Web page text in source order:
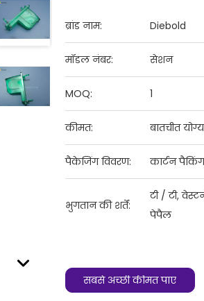
ब्रांड नाम: Diebold
मॉडल नंबर: सेशन
MOQ: 1
कीमत: बातचीत योग्य
पैकेजिंग विवरण: कार्टन
भुगतान की शर्तें:
टी / टी,
पेपैल
सबसे अच्छी कीमत पाएं